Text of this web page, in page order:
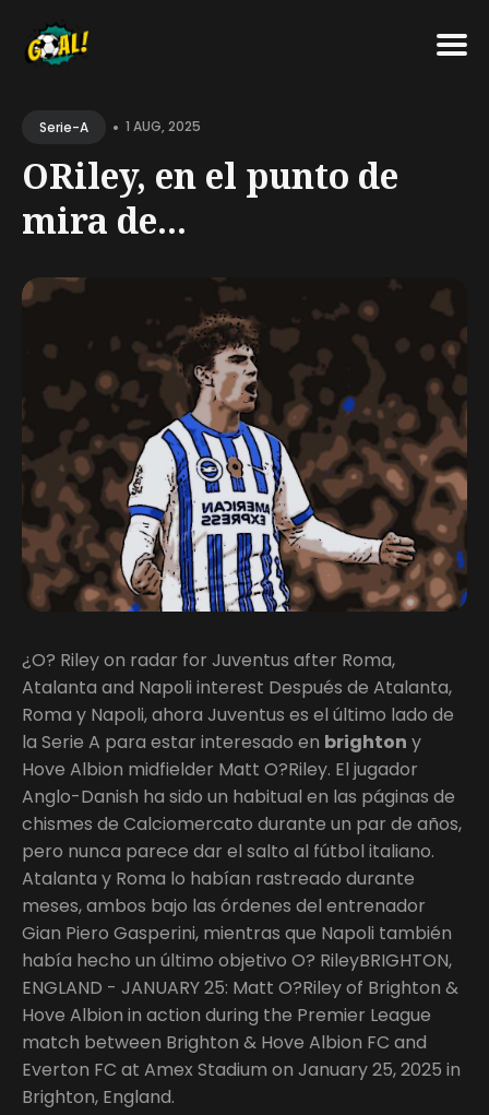
forSerie-A • 1 AUG, 2025
ORiley, en el punto de
mira de...
¿O? Riley on radar for Juventus after Roma,
Atalanta and Napoli interest Después de Atalanta,
Roma y Napoli, ahora Juventus es el último lado de
la Serie A para estar interesado en brighton y
Hove Albion midfielder Matt O?Riley. El jugador
Anglo-Danish ha sido un habitual en las páginas de
chismes de Calciomercato durante un par de años,
pero nunca parece dar el salto al fútbol italiano.
Atalanta y Roma lo habían rastreado durante
meses, ambos bajo las órdenes del entrenador
Gian Piero Gasperini, mientras que Napoli también
había hecho un último objetivo O? RileyBRIGHTON,
ENGLAND - JANUARY 25: Matt O?Riley of Brighton &
Hove Albion in action during the Premier League
match between Brighton & Hove Albion FC and
Everton FC at Amex Stadium on January 25, 2025 in
Brighton, England.